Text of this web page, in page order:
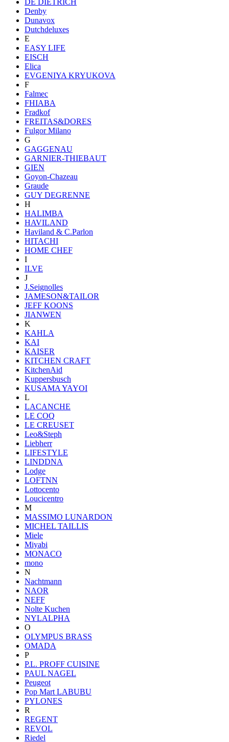
Denby
Dunavox
Dutchdeluxes
E
EASY LIFE
EISCH
Elica
EVGENIYA KRYUKOVA
F
Falmec
FHIABA
Fradkof
FREITAS&DORES
Fulgor Milano
G
GAGGENAU
GARNIER-THIEBAUT
GIEN
Goyon-Chazeau
Graude
GUY DEGRENNE
H
HALIMBA
HAVILAND
Haviland & C.Parlon
HITACHI
HOME CHEF
I
ILVE
J
J.Seignolles
JAMESON&TAILOR
JEFF KOONS
JIANWEN
K
KAHLA
KAI
KAISER
KITCHEN CRAFT
KitchenAid
Kuppersbusch
KUSAMA YAYOI
L
LACANCHE
LE COQ
LE CREUSET
Leo&Steph
Liebherr
LIFESTYLE
LINDDNA
Lodge
LOFTNN
Lottocento
Loucicentro
M
MASSIMO LUNARDON
MICHEL TAILLIS
Miele
Miyabi
MONACO
mono
N
Nachtmann
NAOR
NEFF
Nolte Kuchen
NYLALPHA
O
OLYMPUS BRASS
OMADA
P
P.L. PROFF CUISINE
PAUL NAGEL
Peugeot
Pop Mart LABUBU
PYLONES
R
REGENT
REVOL
Riedel